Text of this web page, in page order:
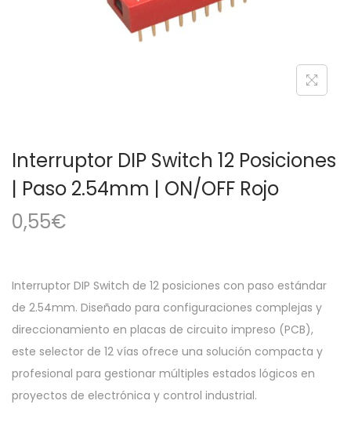
a
Interruptor DIP Switch 12 Posiciones
| Paso 2.54mm | ON/OFF Rojo
0,55€
Interruptor DIP Switch de 12 posiciones con paso estándar
de 2.54mm. Diseñado para configuraciones complejas y
direccionamiento en placas de circuito impreso (PCB),
este selector de 12 vías ofrece una solución compacta y
profesional para gestionar múltiples estados lógicos en
proyectos de electrónica y control industrial.